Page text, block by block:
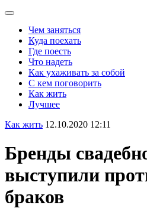
Чем заняться
Куда поехать
Где поесть
Что надеть
Как ухаживать за собой
С кем поговорить
Как жить
Лучшее
Как жить 12.10.2020 12:11
Бренды
выступили
браков